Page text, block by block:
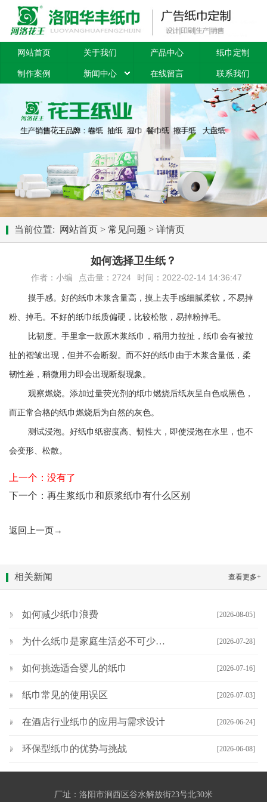
网站首页 关于我们 产品中心 纸巾定制
制作案例 新闻中心 在线留言 联系我们
当前位置: 网站首页 > 常见问题 > 详情页
如何选择卫生纸？
作者：小编 点击量：2724 时间：2022-02-14 14:36:47
摸手感。好的纸巾木浆含量高，摸上去手感细腻柔软，不易掉
粉、掉毛。不好的纸巾纸质偏硬，比较松散，易掉粉掉毛。
比韧度。手里拿一款原木浆纸巾，稍用力拉扯，纸巾会有被拉
扯的褶皱出现，但并不会断裂。而不好的纸巾由于木浆含量低，柔
韧性差，稍微用力即会出现断裂现象。
观察燃烧。添加过量荧光剂的纸巾燃烧后纸灰呈白色或黑色，
而正常合格的纸巾燃烧后为自然的灰色。
测试浸泡。好纸巾纸密度高、韧性大，即使浸泡在水里，也不
会变形、松散。
上一个：没有了
下一个： 再生浆纸巾和原浆纸巾有什么区别
返回上一页→
查看更多+
相关新闻
[2026-08-05]
如何减少纸巾浪费
[2026-07-28]
为什么纸巾是家庭生活必不可少的物品
[2026-07-16]
如何挑选适合婴儿的纸巾
[2026-07-03]
纸巾常见的使用误区
[2026-06-24]
在酒店行业纸巾的应用与需求设计
[2026-06-08]
环保型纸巾的优势与挑战
厂址：洛阳市涧西区谷水解放街23号北30米